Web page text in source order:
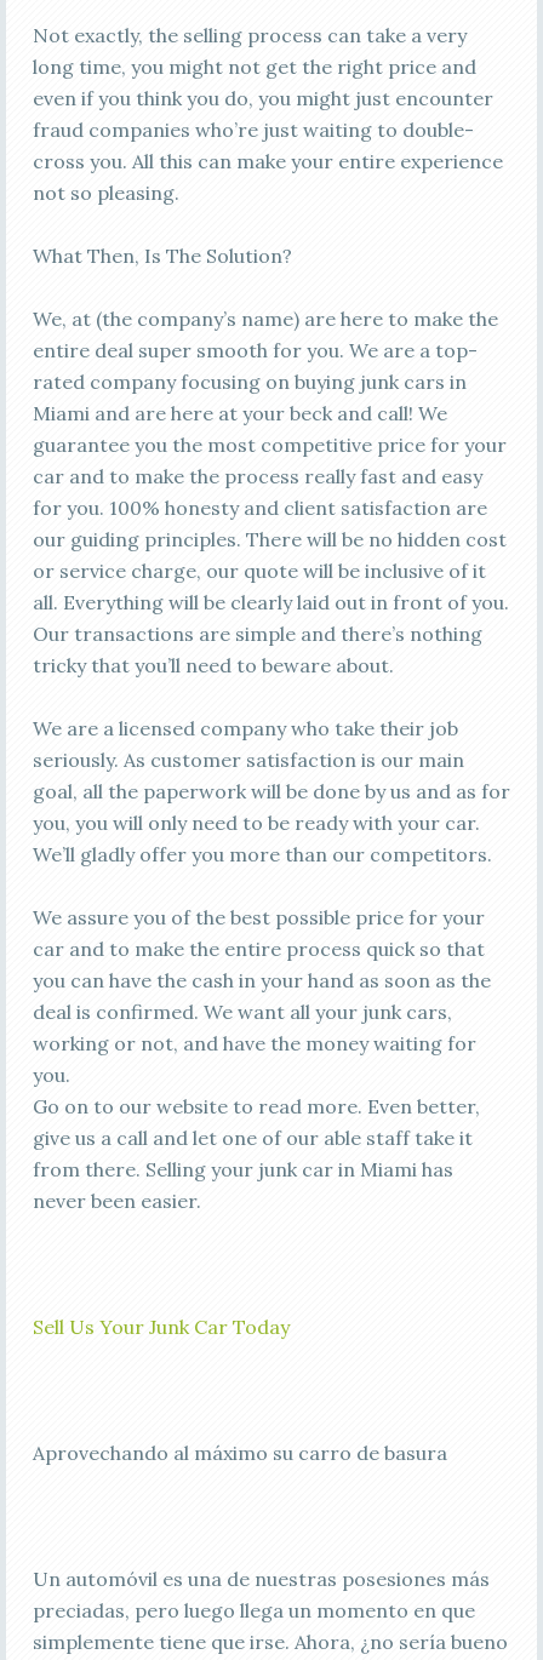
Not exactly, the selling process can take a very
long time, you might not get the right price and
even if you think you do, you might just encounter
fraud companies who’re just waiting to double-
cross you. All this can make your entire experience
not so pleasing.
What Then, Is The Solution?
We, at (the company’s name) are here to make the
entire deal super smooth for you. We are a top-
rated company focusing on buying junk cars in
Miami and are here at your beck and call! We
guarantee you the most competitive price for your
car and to make the process really fast and easy
for you. 100% honesty and client satisfaction are
our guiding principles. There will be no hidden cost
or service charge, our quote will be inclusive of it
all. Everything will be clearly laid out in front of you.
Our transactions are simple and there’s nothing
tricky that you’ll need to beware about.
We are a licensed company who take their job
seriously. As customer satisfaction is our main
goal, all the paperwork will be done by us and as for
you, you will only need to be ready with your car.
We’ll gladly offer you more than our competitors.
We assure you of the best possible price for your
car and to make the entire process quick so that
you can have the cash in your hand as soon as the
deal is confirmed. We want all your junk cars,
working or not, and have the money waiting for
you.
Go on to our website to read more. Even better,
give us a call and let one of our able staff take it
from there. Selling your junk car in Miami has
never been easier.
Sell Us Your Junk Car Today
Aprovechando al máximo su carro de basura
Un automóvil es una de nuestras posesiones más
preciadas, pero luego llega un momento en que
simplemente tiene que irse. Ahora, ¿no sería bueno